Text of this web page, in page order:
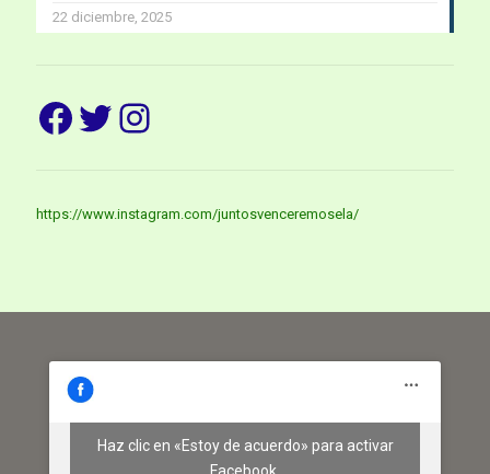
22 diciembre, 2025
Facebook
Twitter
Instagram
https://www.instagram.com/juntosvenceremosela/
Haz clic en «Estoy de acuerdo» para activar